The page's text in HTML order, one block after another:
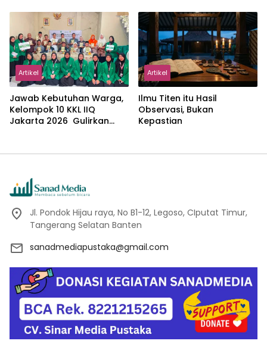
dalam Pemikiran Masykuri
Abdillah
Artikel
Jawab Kebutuhan Warga,
Kelompok 10 KKL IIQ
Jakarta 2026 Gulirkan
Artikel
Ilmu Titen itu Hasil
Observasi, Bukan
Kepastian
Jl. Pondok Hijau raya, No B1-12, Legoso, CIputat Timur,
Tangerang Selatan Banten
sanadmediapustaka@gmail.com